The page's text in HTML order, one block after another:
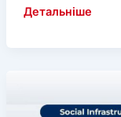
На
перший
Детальніше